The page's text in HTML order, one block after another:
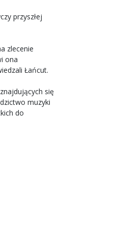
przyszłej
zlecenie
ona
Łańcut.
się
muzyki
do